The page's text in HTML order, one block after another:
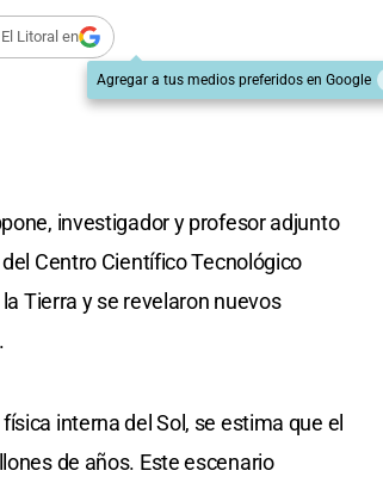
Litoral en
Agregar a tus medios preferidos en Google
investigador y profesor adjunto
Centro Científico Tecnológico
Tierra y se revelaron nuevos
interna del Sol, se estima que el
de años. Este escenario